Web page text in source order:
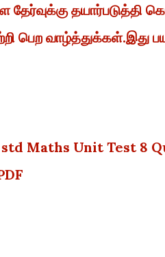
பெற வாழ்த்துக்கள்.இது
std Maths Unit Test 8